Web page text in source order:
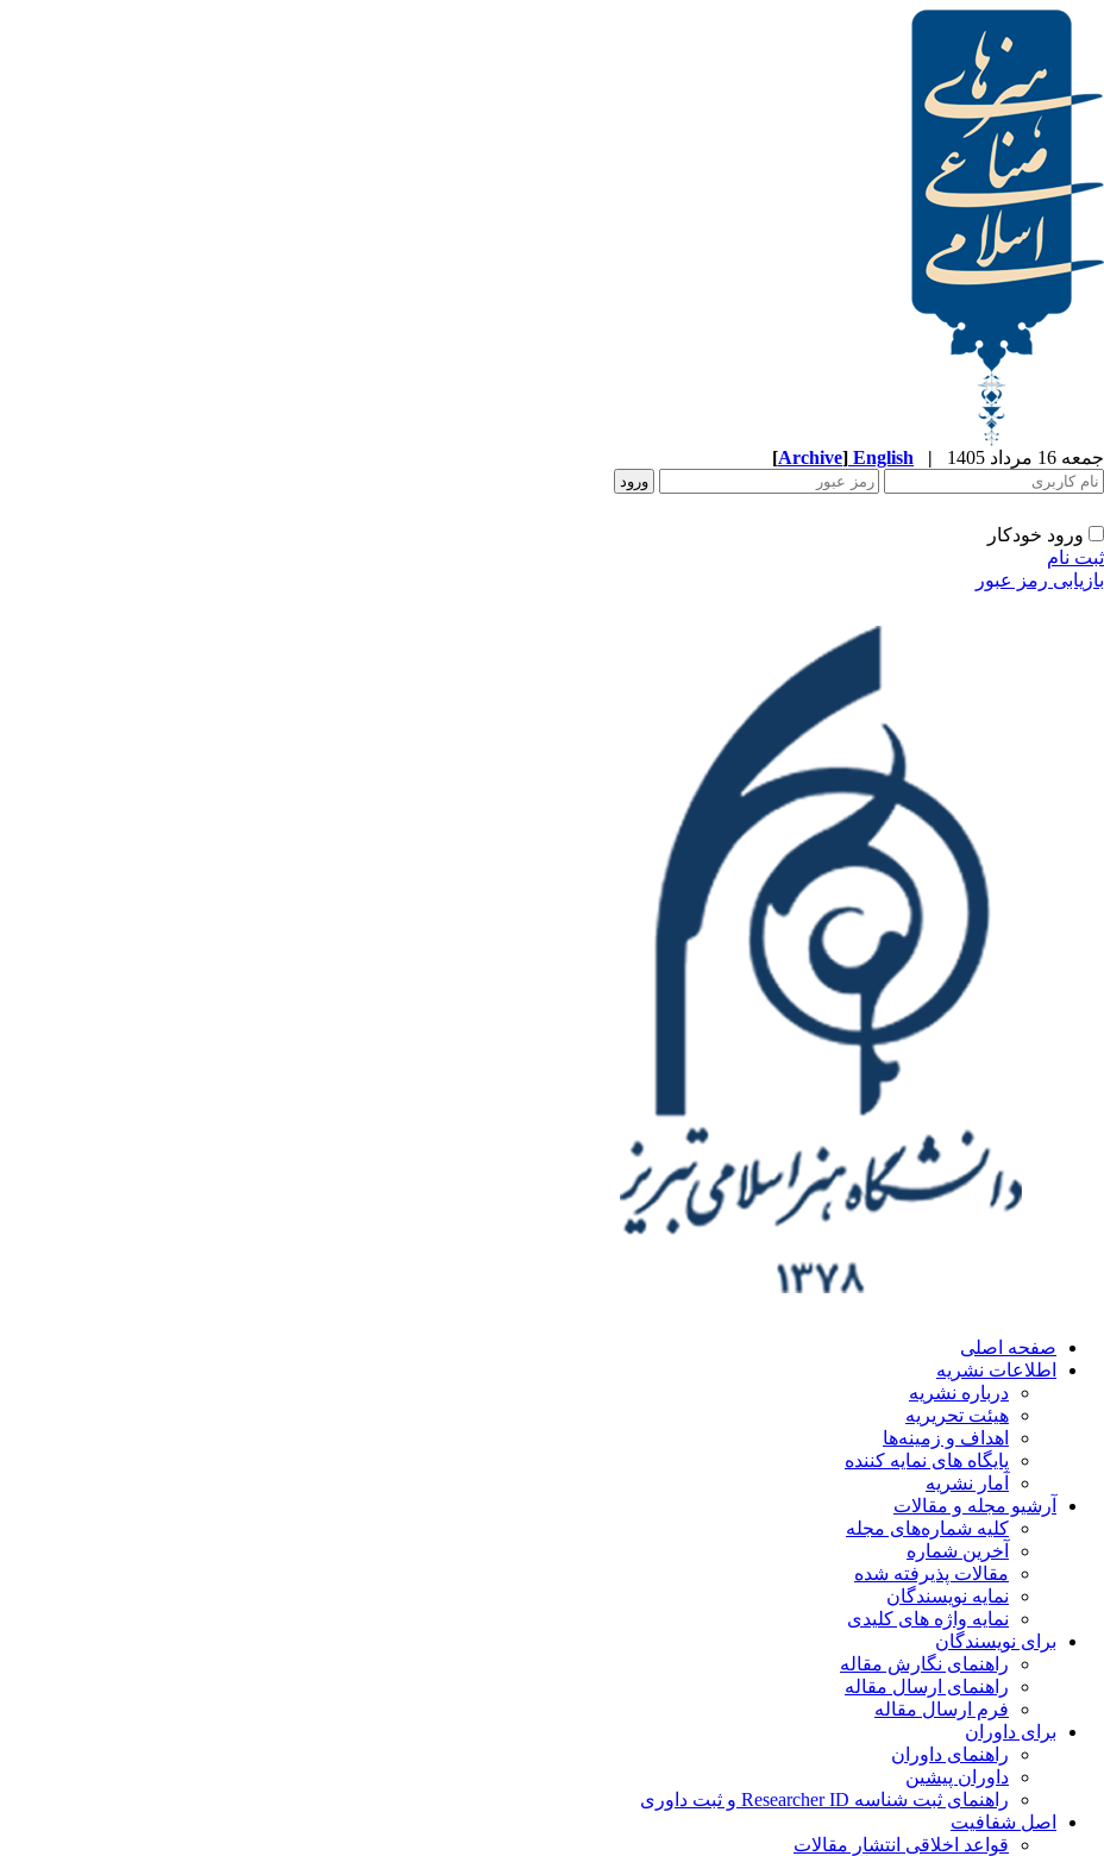
جمعه 16 مرداد 1405 |
English
[Archive]
ورود خودکار
ثبت نام
بازیابی رمز عبور
صفحه اصلی
اطلاعات نشریه
درباره نشریه
هیئت تحریریه
اهداف و زمینه‌ها
پایگاه های نمایه کننده
آمار نشریه
آرشیو مجله و مقالات
کلیه شماره‌های مجله
آخرین شماره
مقالات پذیرفته شده
نمایه نویسندگان
نمایه واژه های کلیدی
برای نویسندگان
راهنمای نگارش مقاله
راهنمای ارسال مقاله
فرم ارسال مقاله
برای داوران
راهنمای داوران
داوران پیشین
راهنمای ثبت شناسه Researcher ID و ثبت داوری
اصل شفافیت
قواعد اخلاقی انتشار مقالات